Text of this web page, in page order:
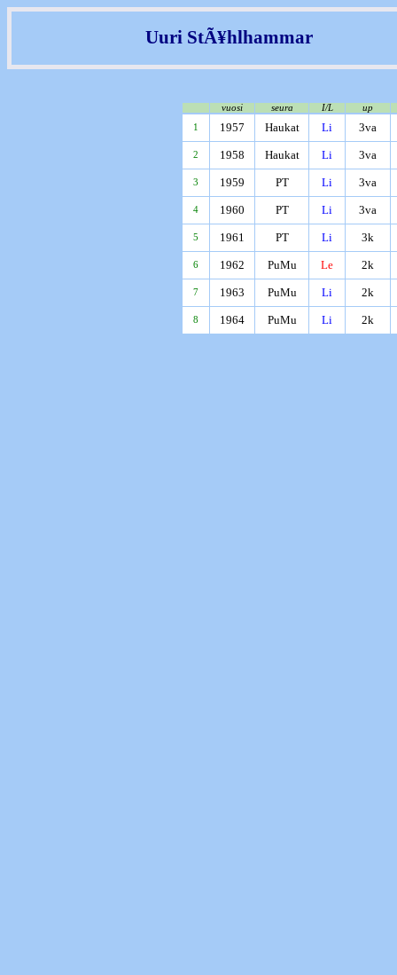
Uuri StÃ¥hlhammar
vuosi seura I/L
up
1
1957 Haukat Li 3va
2 1958 Haukat Li 3va
3 1959 PT Li 3va
4 1960 PT Li 3va
5 1961 PT Li 3k
6 1962 PuMu Le 2k
7 1963 PuMu Li 2k
8 1964 PuMu Li 2k